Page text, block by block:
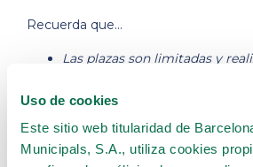
Uso de cookies
Este sitio web titularidad de
Municipals, S.A., utiliza cookies
Recuerda que...
Las plazas son limitadas y
plazas ofertadas.
Las adjudicaciones de plazas
orden de inscripciones.
En caso de recibir plaza, nos